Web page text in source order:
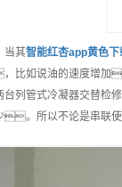
其智能红杏app黄色下
如说油的速度增加
管式冷凝器交替检
。所以不论是串联